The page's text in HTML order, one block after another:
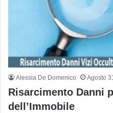
Alessia De Domenico Agosto
Risarcimento Danni
dell’Immobile